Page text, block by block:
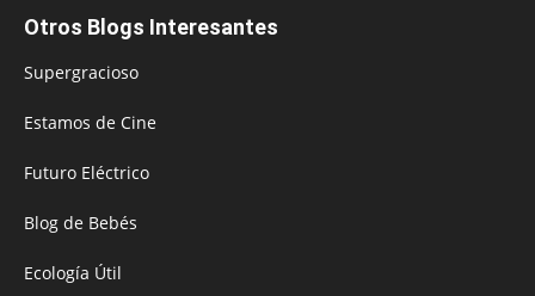
Otros Blogs Interesantes
Supergracioso
Estamos de Cine
Futuro Eléctrico
Blog de Bebés
Ecología Útil